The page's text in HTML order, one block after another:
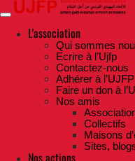
Skip
to
contentL'association
Qui sommes
Ecrire à l’Ujfp
Contactez-nous
Adhérer à l’UJFP
Faire un don à
Nos amis
Collectifs
Maisons
Sites,